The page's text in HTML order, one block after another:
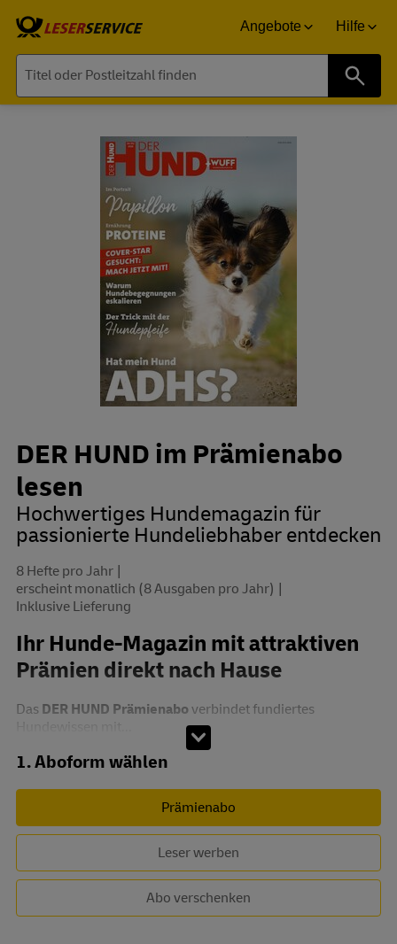
Angebote Hilfe
DER HUND im Prämienabo
lesen
Hochwertiges Hundemagazin für
passionierte Hundeliebhaber entdecken
8 Hefte pro Jahr
erscheint monatlich (8 Ausgaben pro Jahr)
Inklusive Lieferung
Ihr Hunde-Magazin mit attraktiven
Prämien direkt nach Hause
Das DER HUND Prämienabo verbindet fundiertes
Abo zusammenstellen
1. Aboform wählen
Prämienabo
Leser werben
Abo verschenken